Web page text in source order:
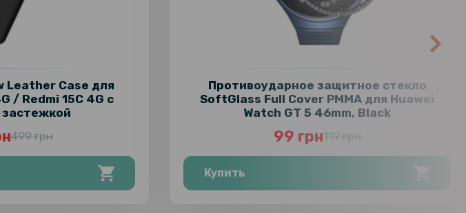
Leather Case для
/ Redmi 15C 4G с
499 грн
Противоударное защитное стекло
SoftGlass Full Cover PMMA для Huawei
Watch GT 5 46mm, Black
99 грн119 грн
Купить